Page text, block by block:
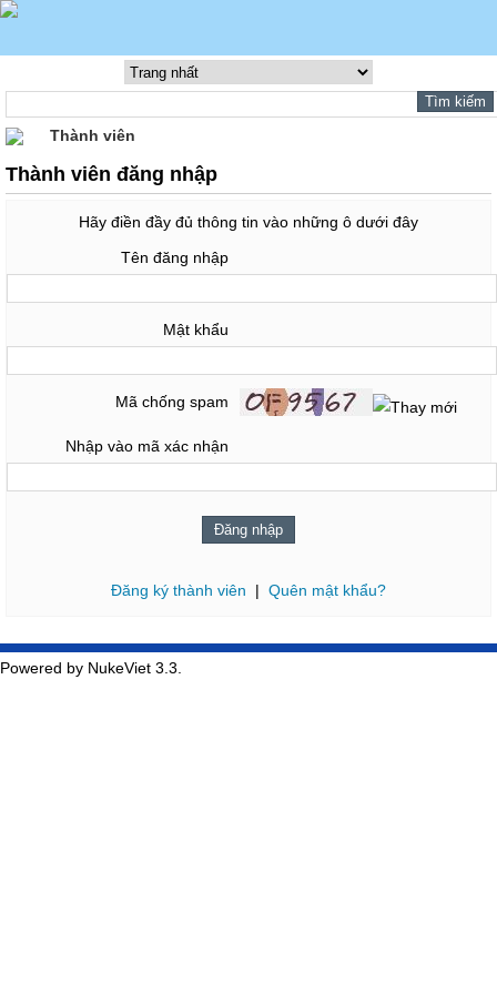
Thành viên
Thành viên đăng nhập
Hãy điền đầy đủ thông tin vào những ô dưới đây
Tên đăng nhập
Mật khẩu
Mã chống spam
Nhập vào mã xác nhận
Đăng ký thành viên | Quên mật khẩu?
Powered by NukeViet 3.3.